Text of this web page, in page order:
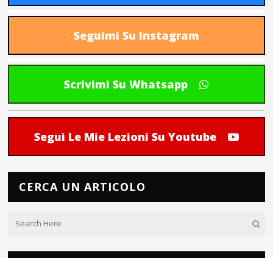
Seguimi Su Instagram
Scrivimi Su Whatsapp
Segui Le Mie Lezioni Su Youtube
CERCA UN ARTICOLO